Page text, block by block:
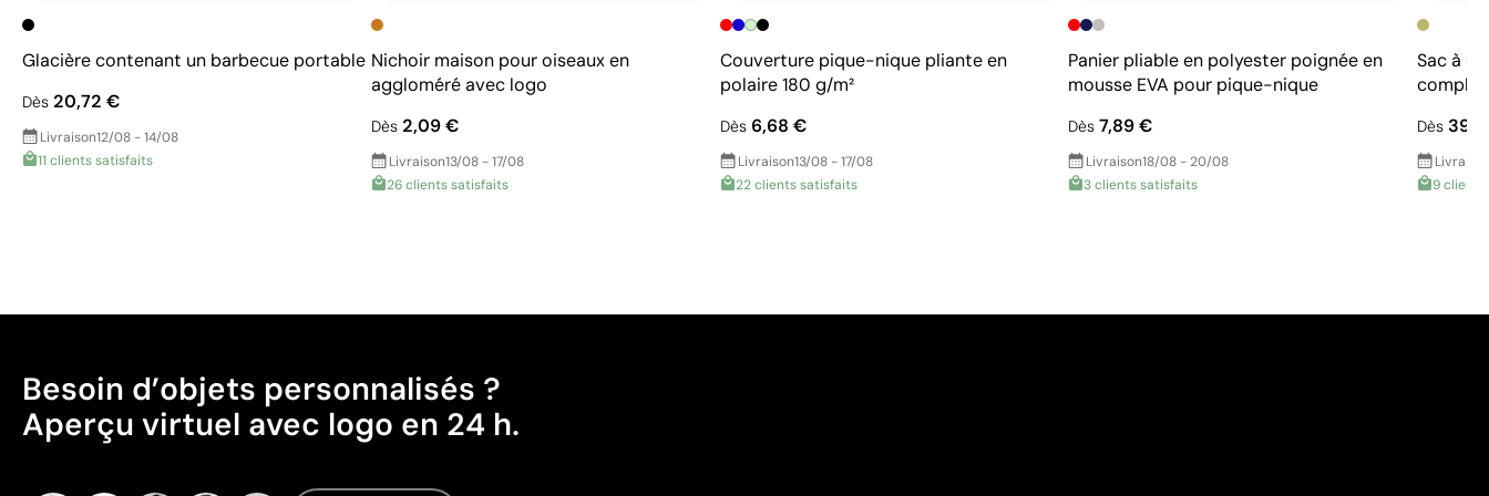
Glacière contenant un barbecue portable
Dès 20,72 €
Livraison12/08 - 14/08
11 clients satisfaits
Nichoir maison pour oiseaux en
aggloméré avec logo
Dès2,09 €
Livraison13/08 - 17/08
26 clients satisfaits
Couverture pique-nique pliante en
polaire 180 g/m²
Dès6,68 €
Livraison13/08 - 17/08
22 clients satisfaits
Panier pliable en polyester poignée en
mousse EVA pour pique-nique
Dès 7,89 €
Livraison18/08 - 20/08
3 clients satisfaits
Sac à
Dès
9
Besoin d’objets personnalisés ?
Aperçu virtuel avec logo en 24 h.